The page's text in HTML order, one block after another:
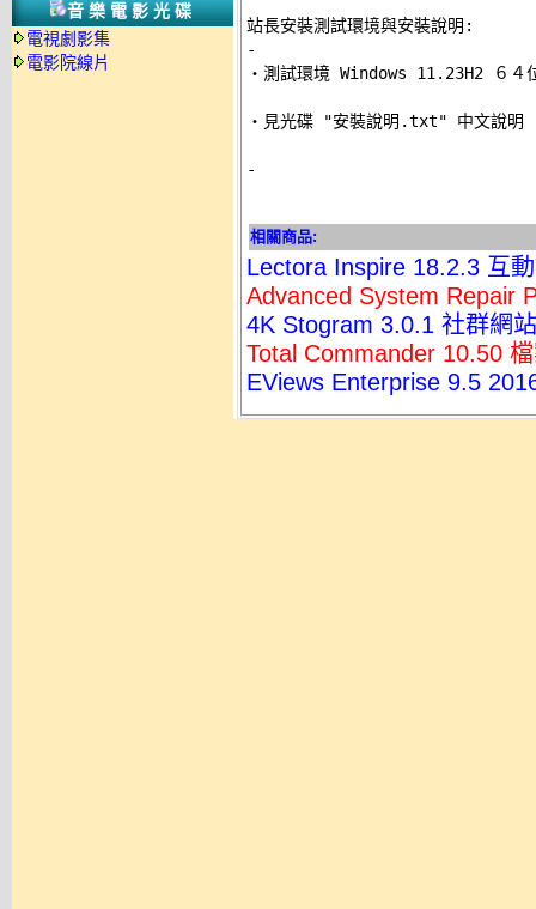
音樂電影光碟
電視劇影集
電影院線片
站長安裝測試環境與安裝說明:
-
‧測試環境 Windows 11.23H2 ６４
‧見光碟 "安裝說明.txt" 中文說明
-
相關商品:
Lectora Inspire 18.2.3 互
Advanced System Repair
4K Stogram 3.0.1 社群網
Total Commander 10.50
EViews Enterprise 9.5